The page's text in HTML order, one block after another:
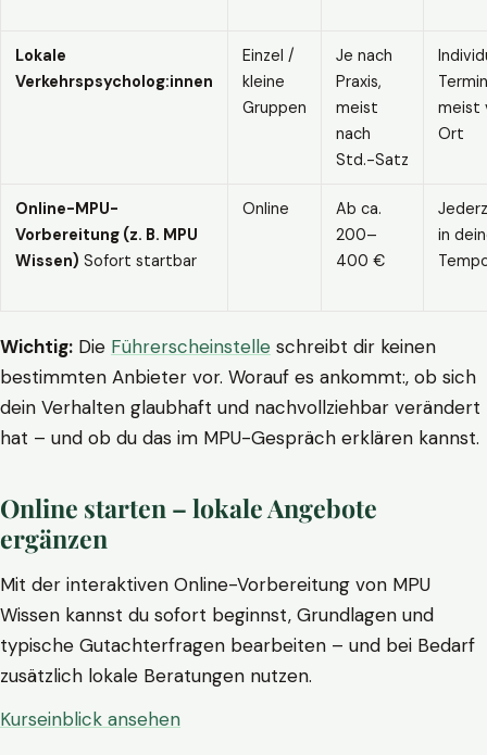
Lokale
Verkehrspsycholog:innen
Einzel /
kleine
Gruppen
Je nach
Praxis,
meist
nach
Std.-Satz
meist
Ort
Online-MPU-
Vorbereitung (z. B. MPU
Wissen) Sofort startbar
Online
Ab ca.
200–
400 €
in
Wichtig: Die Führerscheinstelle schreibt dir keinen
bestimmten Anbieter vor. Worauf es ankommt:, ob sich
dein Verhalten glaubhaft und nachvollziehbar verändert
hat – und ob du das im MPU-Gespräch erklären kannst.
Online starten – lokale Angebote
ergänzen
Mit der interaktiven Online-Vorbereitung von MPU
Wissen kannst du sofort beginnst, Grundlagen und
typische Gutachterfragen bearbeiten – und bei Bedarf
zusätzlich lokale Beratungen nutzen.
Kurseinblick ansehen